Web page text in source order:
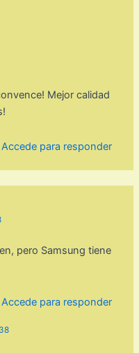
Mejor calidad
Accede para responder
pero Samsung tiene
Accede para responder